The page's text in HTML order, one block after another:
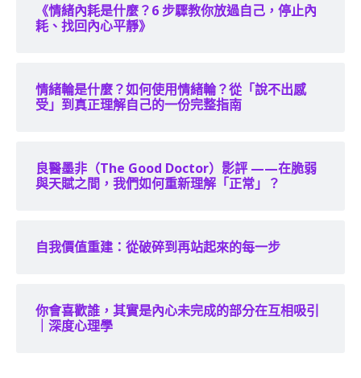
《情緒內耗是什麼？6 步驟教你放過自己，停止內
耗、找回內心平靜》
情緒輪是什麼？如何使用情緒輪？從「說不出感
受」到真正理解自己的一份完整指南
良醫墨非（The Good Doctor）影評 ——在脆弱
與天賦之間，我們如何重新理解「正常」？
自我價值重建：從破碎到再站起來的每一步
你會喜歡誰，其實是內心未完成的部分在互相吸引
｜深度心理學